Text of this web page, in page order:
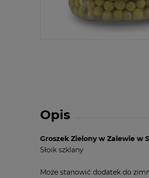
Opis
Groszek Zielony w Zalewie w
Słoik szklany
Może stanowić dodatek do